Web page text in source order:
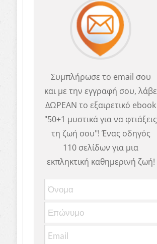
Συμπλήρωσε το email σου
και με την εγγραφή σου, λάβε
ΔΩΡΕΑΝ το εξαιρετικό ebook
"50+1 μυστικά για να φτιάξεις
τη ζωή σου"! Ένας οδηγός
110 σελίδων για μια
εκπληκτική καθημερινή ζωή!